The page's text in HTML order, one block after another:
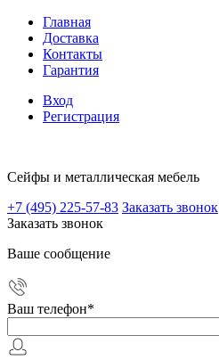
Главная
Доставка
Контакты
Гарантия
Вход
Регистрация
Сейфы и металлическая мебель
+7 (495) 225-57-83 Заказать звонок
Заказать звонок
Ваше сообщение
Ваш телефон*